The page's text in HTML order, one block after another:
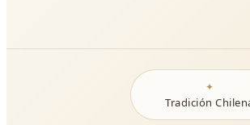
Tradición